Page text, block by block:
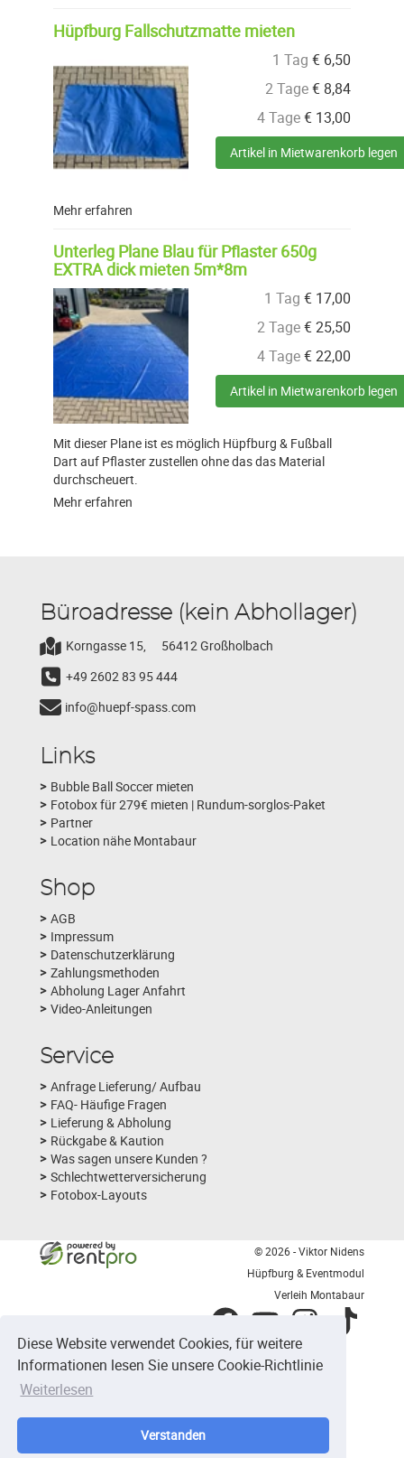
Diese Website verwendet Cookies, für weitere
Informationen lesen Sie unsere Cookie-Richtlinie
Weiterlesen
Verstanden
Hüpfburg Fallschutzmatte mieten
1 Tag € 6,50
2 Tage€ 8,84
4 Tage€ 13,00
Artikel in Mietwarenkorb legen
Mehr erfahren
Unterleg Plane Blau für Pflaster 650g
EXTRA dick mieten 5m*8m
1 Tag € 17,00
2 Tage€25,50
4 Tage€22,00
Artikel in Mietwarenkorb legen
Mit dieser Plane ist es möglich Hüpfburg & Fußball
Dart auf Pflaster zustellen ohne das das Material
durchscheuert.
Mehr erfahren
Büroadresse (kein Abhollager)
Korngasse 15,
56412 Großholbach
+49 2602 83 95 444
info@huepf-spass.com
Links
Bubble Ball Soccer mieten
Fotobox für 279€ mieten | Rundum-sorglos-Paket
Partner
Location nähe Montabaur
Shop
AGB
Impressum
Datenschutzerklärung
Zahlungsmethoden
Abholung Lager Anfahrt
Video-Anleitungen
Service
Anfrage Lieferung/ Aufbau
FAQ- Häufige Fragen
Lieferung & Abholung
Rückgabe & Kaution
Was sagen unsere Kunden ?
Schlechtwetterversicherung
Fotobox-Layouts
© 2026 - Viktor Nidens
Hüpfburg & Eventmodul
Verleih Montabaur
facebookyoutube instagramtiktok
Hüpfburg &Eventmodul Verleih
1204Bewertungen auf ProvenExpert.com